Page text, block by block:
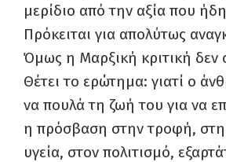
μερίδιο από την αξία που
Πρόκειται για απολύτως
Όμως η Μαρξική κριτική δεν
Θέτει το ερώτημα: γιατί ο
να πουλά τη ζωή του για να
η πρόσβαση στην τροφή, στη
υγεία, στον πολιτισμό,